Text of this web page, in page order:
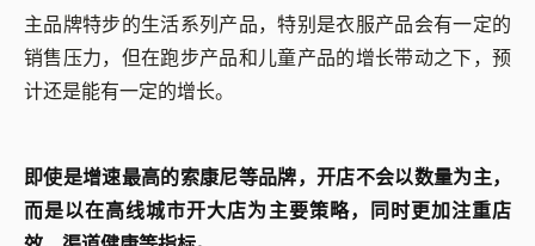
主品牌特步的生活系列产品，特别是衣服产品会有一定的
销售压力，但在跑步产品和儿童产品的增长带动之下，预
计还是能有一定的增长。
即使是增速最高的索康尼等品牌，开店不会以数量为主，
而是以在高线城市开大店为主要策略，同时更加注重店